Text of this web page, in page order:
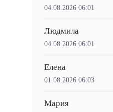
04.08.2026 06:01
Людмила
04.08.2026 06:01
Елена
01.08.2026 06:03
Мария